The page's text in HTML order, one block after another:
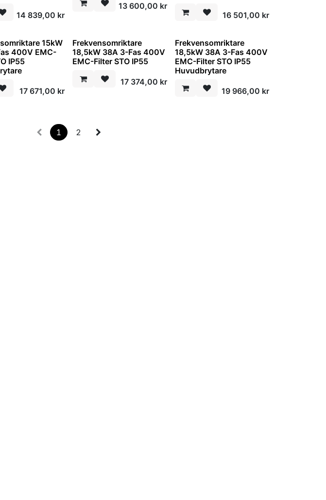
14 839,00 kr
13 600,00 kr
16 501,00 kr
15kW
400V EMC-
IP55
17 671,00 kr
Frekvensomriktare
18,5kW 38A 3-Fas 400V
EMC-Filter STO IP55
17 374,00 kr
Frekvensomriktare
18,5kW 38A 3-Fas 400V
EMC-Filter STO IP55
Huvudbrytare
19 966,00 kr
1 2